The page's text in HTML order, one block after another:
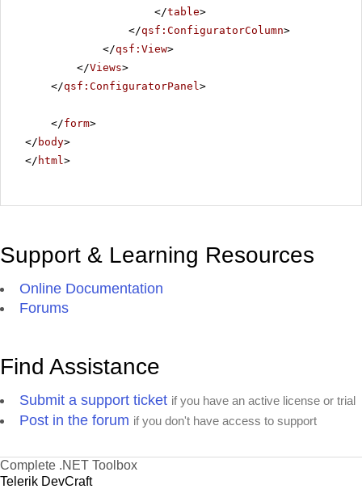
</table>
</qsf:ConfiguratorColumn>
</qsf:View>
</Views>
</qsf:ConfiguratorPanel>
</form>
</ body>
</ html>
Support & Learning Resources
Online Documentation
Forums
Find Assistance
Submit a support ticket if you have an active license or trial
Post in the forum if you don't have access to support
Complete .NET Toolbox
Telerik DevCraft